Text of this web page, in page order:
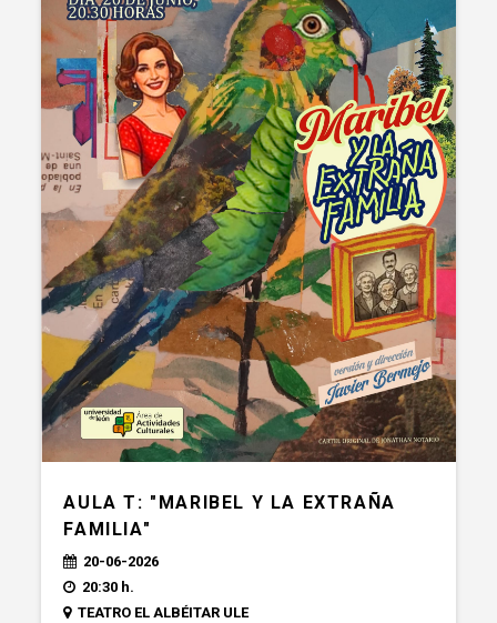
AULA T: "MARIBEL Y LA EXTRAÑA
FAMILIA"
20-06-2026
20:30 h.
TEATRO EL ALBÉITAR ULE